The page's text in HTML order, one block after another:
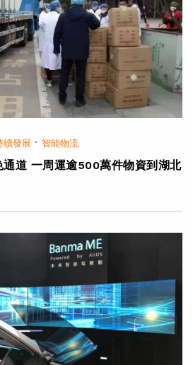
續發展 · 智能物流
道 一周運逾500萬件物資到湖北